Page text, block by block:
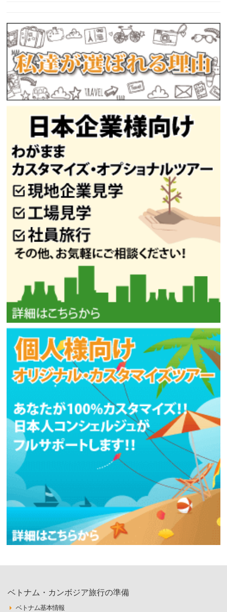
ベトナム・カンボジア旅行の準備
ベトナム基本情報